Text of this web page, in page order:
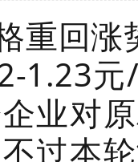
重回
1.23
业对
过本